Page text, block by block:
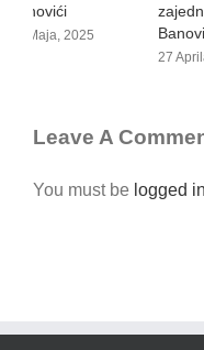
zajednice
Banovići
Leave A
You must be logged in